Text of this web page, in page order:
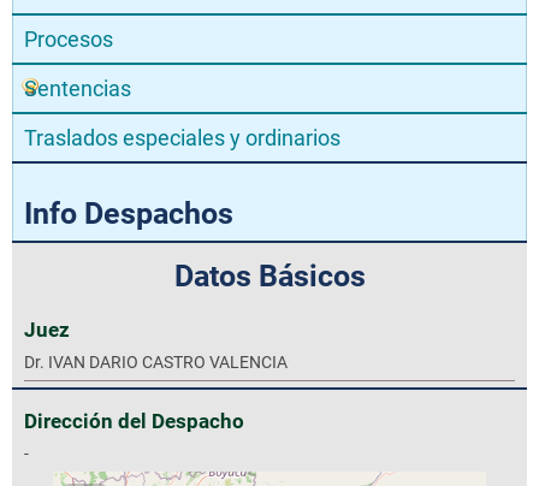
Procesos
Sentencias
Traslados especiales y ordinarios
Info Despachos
Datos Básicos
Juez
Dr. IVAN DARIO CASTRO VALENCIA
Dirección del Despacho
-